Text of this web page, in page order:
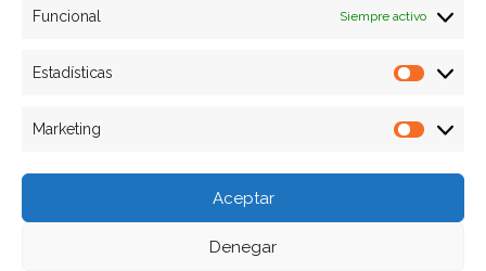
Funcional Siempre activo
Estadísticas
Marketing
Aceptar
Denegar